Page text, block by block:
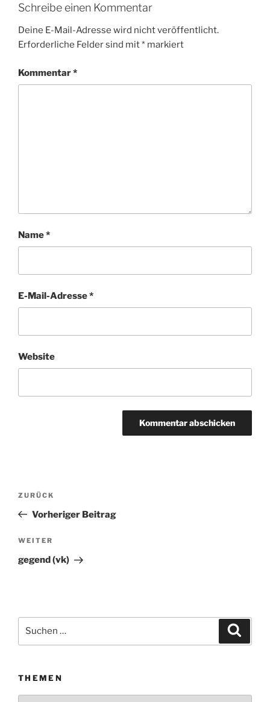
Schreibe einen Kommentar
Deine E-Mail-Adresse wird nicht veröffentlicht.
Erforderliche Felder sind mit* markiert
Kommentar*
Name*
E-Mail-Adresse*
Website
Beitragsnavigation
Vorheriger
Beitrag
ZURÜCK
Vorheriger Beitrag
Nächster
Beitrag
WEITER
gegend (vk)
Suchen
THEMEN